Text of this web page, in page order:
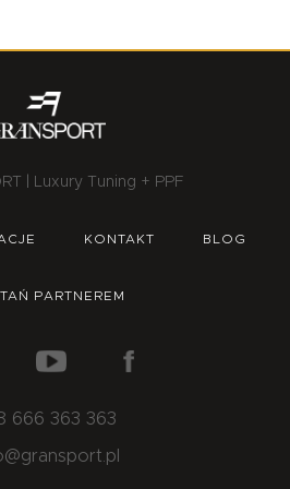
| Luxury Tuning + PPF
KONTAKT BLOG
PARTNEREM
666 363 363